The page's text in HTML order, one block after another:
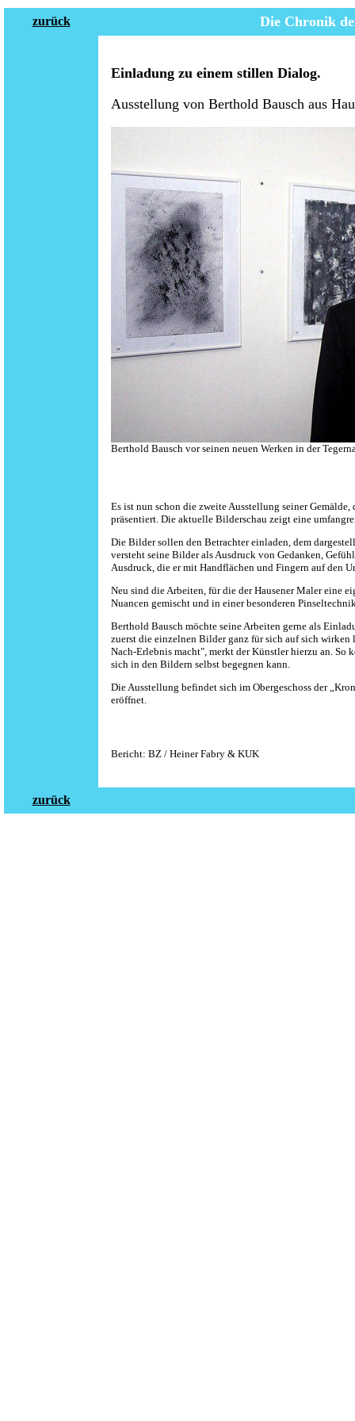
zurück Die Chronik
Einladung zu einem stillen Dialog.
Ausstellung von Berthold Bausch aus
Berthold Bausch vor seinen neuen Werken in der
Es ist nun schon die zweite Ausstellung seiner
präsentiert. Die aktuelle Bilderschau zeigt eine
Die Bilder sollen den Betrachter einladen, dem
versteht seine Bilder als Ausdruck von Gedanken,
Ausdruck, die er mit Handflächen und Fingern auf den
Neu sind die Arbeiten, für die der Hausener Maler eine
Nuancen gemischt und in einer besonderen
Berthold Bausch möchte seine Arbeiten gerne als
zuerst die einzelnen Bilder ganz für sich auf sich
Nach-Erlebnis macht", merkt der Künstler hierzu an. So
sich in den Bildern selbst begegnen kann.
Die Ausstellung befindet sich im Obergeschoss der
eröffnet.
Bericht: BZ / Heiner Fabry & KUK
zurück